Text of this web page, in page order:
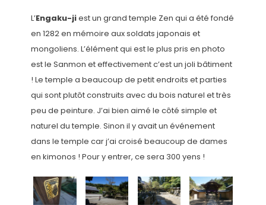
L’Engaku-jiest un grand temple Zen qui a été fondé
en 1282 en mémoire aux soldats japonais et
mongoliens. L’élément qui est le plus pris en photo
est le Sanmon et effectivement c’est un joli bâtiment
! Le temple a beaucoup de petit endroits et parties
qui sont plutôt construits avec du bois naturel et très
peu de peinture. J’ai bien aimé le côté simple et
naturel du temple. Sinon il y avait un événement
dans le temple car j’ai croisé beaucoup de dames
en kimonos ! Pour y entrer, ce sera 300 yens !